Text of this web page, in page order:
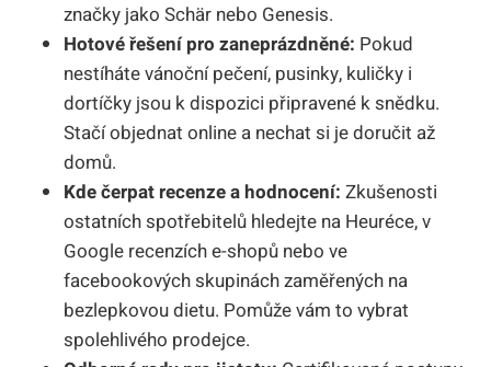
značky jako Schär nebo Genesis.
Hotové řešení pro zaneprázdněné: Pokud
nestíháte vánoční pečení, pusinky, kuličky i
dortíčky jsou k dispozici připravené k snědku.
Stačí objednat online a nechat si je doručit až
domů.
Kde čerpat recenze a hodnocení: Zkušenosti
ostatních spotřebitelů hledejte na Heuréce, v
Google recenzích e-shopů nebo ve
facebookových skupinách zaměřených na
bezlepkovou dietu. Pomůže vám to vybrat
spolehlivého prodejce.